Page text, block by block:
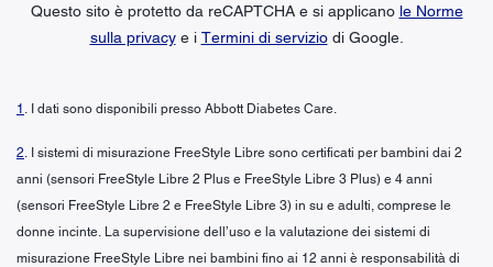
Questo sito è protetto da reCAPTCHA e si applicano le Norme
sulla privacye i Termini di serviziodi Google.
1 . I dati sono disponibili presso Abbott Diabetes Care.
2. I sistemi di misurazione FreeStyle Libre sono certificati per bambini dai 2
anni (sensori FreeStyle Libre 2 Plus e FreeStyle Libre 3 Plus) e 4 anni
(sensori FreeStyle Libre 2 e FreeStyle Libre 3) in su e adulti, comprese le
donne incinte. La supervisione dell’uso e la valutazione dei sistemi di
misurazione FreeStyle Libre nei bambini fino ai 12 anni è responsabilità di